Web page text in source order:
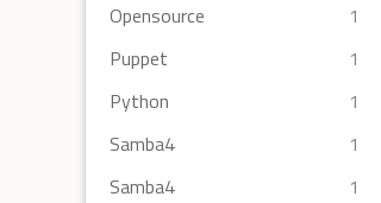
Opensource
1
Puppet
1
Python
1
Samba4
1
Samba4
1